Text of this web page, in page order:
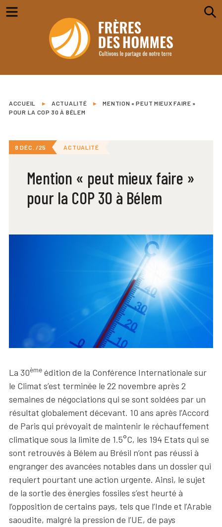
Menu
ACCUEIL ▸ACTUALITÉ ▸MENTION « PEUT MIEUX FAIRE »
POUR LA COP 30 À BÉLEM
Mention « peut mieux faire »
pour la COP 30 à Bélem
8 DÉC. /25 ACTUALITÉ
La 30ème édition de la Conférence Internationale sur
le Climat s’est terminée le 22 novembre après 2
semaines de négociations qui se sont soldées par un
résultat globalement décevant. 10 ans après l’Accord
de Paris qui prévoyait de maintenir le réchauffement
climatique sous la limite de 1.5°C, les 194 Etats qui se
sont retrouvés à Bélem au Brésil n’ont pas réussi à
engranger des avancées notables dans un dossier qui
requiert pourtant une action urgente. Ainsi, le sujet
de la sortie des énergies fossiles s’est heurté à
l’opposition de certains pays, tels que l’Inde et l’Arabie
saoudite, malgré la pression de l’UE, de pays